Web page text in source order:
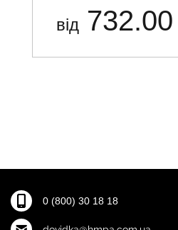
від 732.00
0 (800) 30 18 18